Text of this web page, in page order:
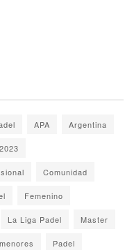
APA Argentina
Comunidad
Femenino
La Liga Padel Master
menores Padel